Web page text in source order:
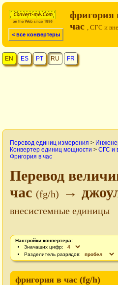
< все конвертеры
фригория
час , СГС и
EN ES PT RU FR
Перевод единиц измерения >
Конвертер единиц мощности > СГС и
Фригория в час
Перевод
час (fg/h) →
внесистемные единицы
Настройки конвертера:
Значащих цифр:
Разделитель разрядов:
фригория в час (fg/h)